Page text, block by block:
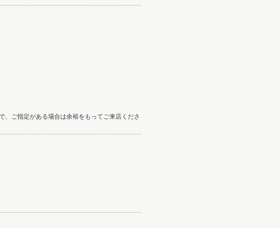
ご指定がある場合は余裕をもってご来店くださ